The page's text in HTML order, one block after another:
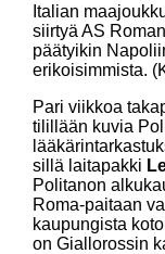
Italian
siirtyä AS
päätyikin
erikoisimmista.
Pari viikkoa
tilillään kuvia
sillä laitapakki
Politanon
Roma-paitaan
kaupungista
on Giallorossin